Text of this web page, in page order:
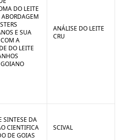
DO LEITE
E SUA
A
DO LEITE
ANÁLISE DO LEITE
CRU
SINTESE DA
CIENTIFICA
DE GOIAS
SCIVAL